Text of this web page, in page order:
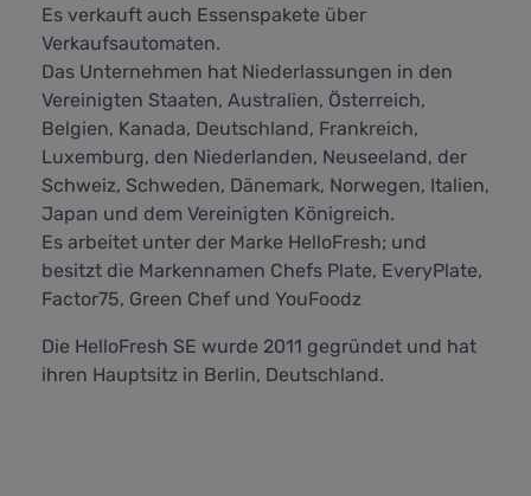
Es verkauft auch Essenspakete über
Verkaufsautomaten.
Das Unternehmen hat Niederlassungen in den
Vereinigten Staaten, Australien, Österreich,
Belgien, Kanada, Deutschland, Frankreich,
Luxemburg, den Niederlanden, Neuseeland, der
Schweiz, Schweden, Dänemark, Norwegen, Italien,
Japan und dem Vereinigten Königreich.
Es arbeitet unter der Marke HelloFresh; und
besitzt die Markennamen Chefs Plate, EveryPlate,
Factor75, Green Chef und YouFoodz
Die HelloFresh SE wurde 2011 gegründet und hat
ihren Hauptsitz in Berlin, Deutschland.